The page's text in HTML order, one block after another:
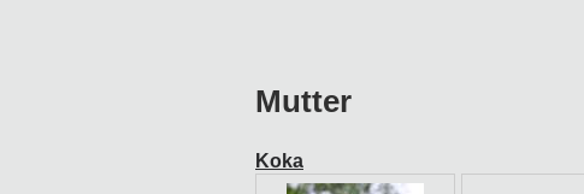
Mutter
Koka